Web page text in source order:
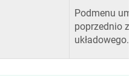
Podmenu
poprzednio
układowego.